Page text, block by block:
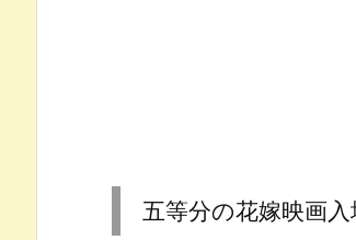
五等分の花嫁映画